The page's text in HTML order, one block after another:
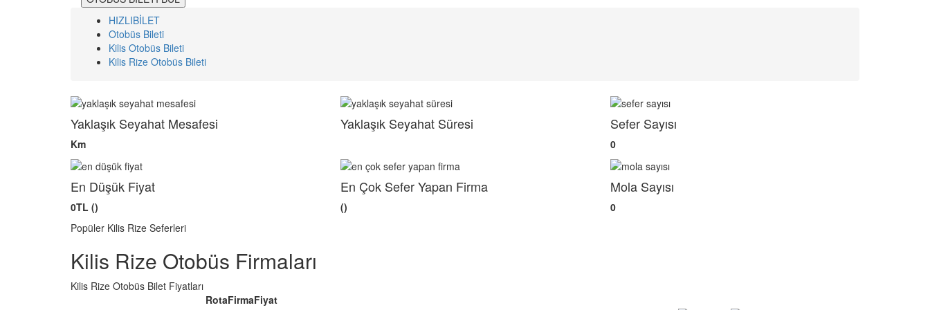
HIZLIBİLET
Otobüs Bileti
Kilis Otobüs Bileti
Kilis Rize Otobüs Bileti
Yaklaşık Seyahat Mesafesi
Km
Yaklaşık Seyahat Süresi Sefer Sayısı
0
En Düşük Fiyat
0TL ()
En Çok Sefer Yapan Firma
()
Mola Sayısı
0
Popüler Kilis Rize Seferleri
Kilis Rize Otobüs Firmaları
Kilis Rize Otobüs Bilet Fiyatları
RotaFirmaFiyat